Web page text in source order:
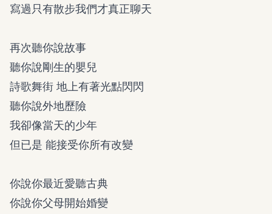
寫過只有散步我們才真正聊天
再次聽你說故事
聽你說剛生的嬰兒
詩歌舞街 地上有著光點閃閃
聽你說外地歷險
我卻像當天的少年
但已是 能接受你所有改變
你說你最近愛聽古典
你說你父母開始婚變